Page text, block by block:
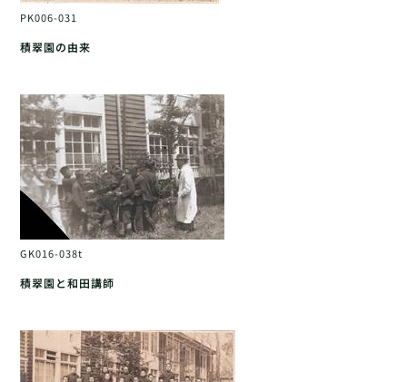
PK006-031
積翠園の由来
GK016-038t
積翠園と和田講師